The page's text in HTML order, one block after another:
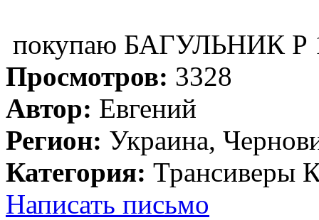
покупаю БАГУЛЬНИК Р
Просмотров: 3328
Автор: Евгений
Регион: Украина,
Категория: Трансиверы
Написать письмо